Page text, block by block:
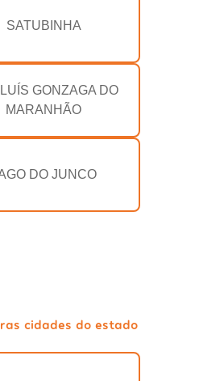
SATUBINHA
GONZAGA DO
MARANHÃO
DO JUNCO
cidades do estado